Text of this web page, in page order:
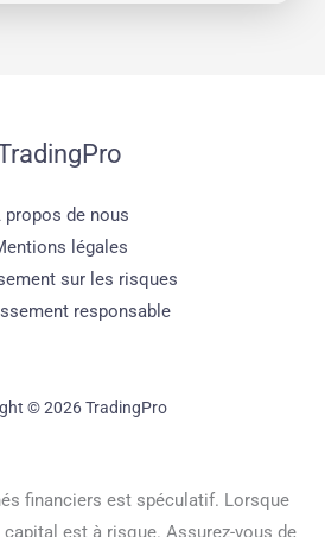
propos de nous
légales
sur les risques
responsable
© 2026 TradingPro
financiers est spéculatif. Lorsque
est à risque. Assurez-vous de